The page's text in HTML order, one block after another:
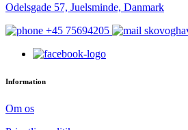
Odelsgade 57, Juelsminde, Danmark
+45 75694205
Information
Om os